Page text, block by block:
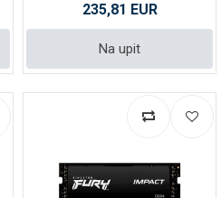
235,81 EUR
Na upit